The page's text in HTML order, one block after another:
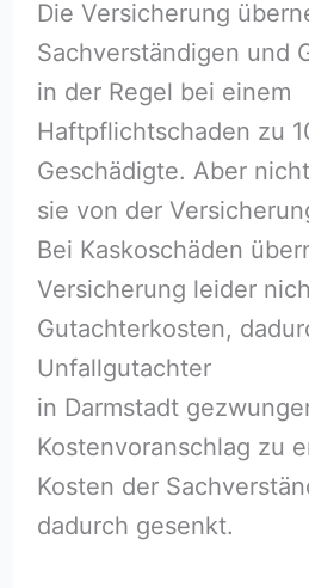
Die Versicherung
Sachverständigen und
in der Regel bei einem
Haftpflichtschaden zu
Geschädigte. Aber
sie von der
Bei Kaskoschäden
Versicherung leider
Gutachterkosten,
Unfallgutachter
in Darmstadt
Kostenvoranschlag zu
Kosten der
dadurch gesenkt.